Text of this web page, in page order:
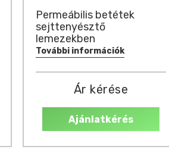
Permeábilis betétek
sejttenyésztő
lemezekben
További információk
Ár kérése
Ajánlatkérés